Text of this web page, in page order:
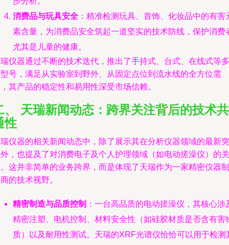
消费品与玩具安全 ：精准检测玩具、首饰、化妆品中的有害
素含量，为消费品安全筑起一道坚实的技术防线，保护消费
尤其是儿童的健康。
仪器通过不断的技术迭代，推出了手持式、台式、在线式等多
号，满足从实验室到野外、从固定点位到流水线的全方位需
其产品的稳定性和易用性深受市场信赖。
、 天瑞新闻动态：跨界关注背后的技术共
性
仪器的相关新闻动态中，除了展示其在分析仪器领域的最新突
，也提及了对消费电子及个人护理领域（如电动搓澡仪）的关
这并非简单的业务跨界，而是体现了天瑞作为一家精密仪器制
的技术视野。
精密制造与品质控制 ：一台高品质的电动搓澡仪，其核心涉
精密注塑、电机控制、材料安全性（如硅胶材质是否含有害
质）以及耐用性测试。天瑞的XRF光谱仪恰恰可以用于检测